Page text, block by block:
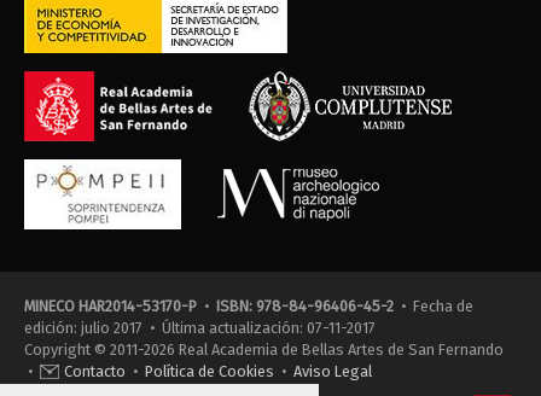
MINECO HAR2014-53170-P • ISBN: 978-84-96406-45-2 • Fecha de
edición: julio 2017 • Última actualización: 07-11-2017
Copyright © 2011-2026 Real Academia de Bellas Artes de San Fernando
•
Contacto • Política de Cookies • Aviso Legal